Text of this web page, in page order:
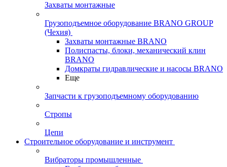
Захваты монтажные
Грузоподъемное оборудование BRANO GROUP
(Чехия)
Захваты монтажные BRANO
Полиспасты, блоки, механический клин
BRANO
Домкраты гидравлические и насосы BRANO
Еще
Запчасти к грузоподъемному оборудованию
Стропы
Цепи
Строительное оборудование и инструмент
Вибраторы промышленные